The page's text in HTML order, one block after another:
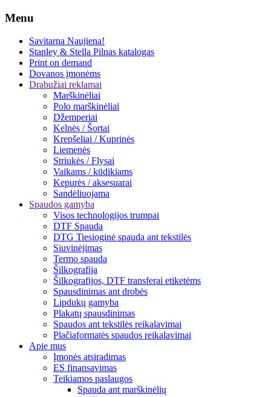
Menu
Savitarna Naujiena!
Stanley & Stella Pilnas katalogas
Print on demand
Dovanos įmonėms
Drabužiai reklamai
Marškinėliai
Polo marškinėliai
Džemperiai
Kelnės / Šortai
Krepšeliai / Kuprinės
Liemenės
Striukės / Flysai
Vaikams / kūdikiams
Kepurės / aksesuarai
Sandėliuojama
Spaudos gamyba
Visos technologijos trumpai
DTF Spauda
DTG Tiesioginė spauda ant tekstilės
Siuvinėjimas
Termo spauda
Šilkografija
Šilkografijos, DTF transferai etiketėms
Spausdinimas ant drobės
Lipdukų gamyba
Plakatų spausdinimas
Spaudos ant tekstilės reikalavimai
Plačiaformatės spaudos reikalavimai
Apie mus
Įmonės atsiradimas
ES finansavimas
Teikiamos paslaugos
Spauda ant marškinėlių